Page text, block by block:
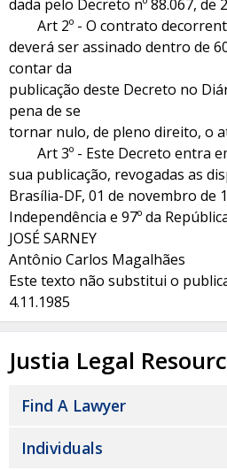
dada pelo Decreto nº 88.067, de
Art 2º - O contrato
deverá ser assinado dentro de
contar da
publicação deste Decreto no
pena de se
tornar nulo, de pleno direito, o
Art 3º - Este Decreto entra
sua publicação, revogadas as
Brasília-DF, 01 de novembro de
Independência e 97º da
JOSÉ SARNEY
Antônio Carlos Magalhães
Este texto não substitui o
4.11.1985
Justia Legal
Find A Lawyer
Individuals